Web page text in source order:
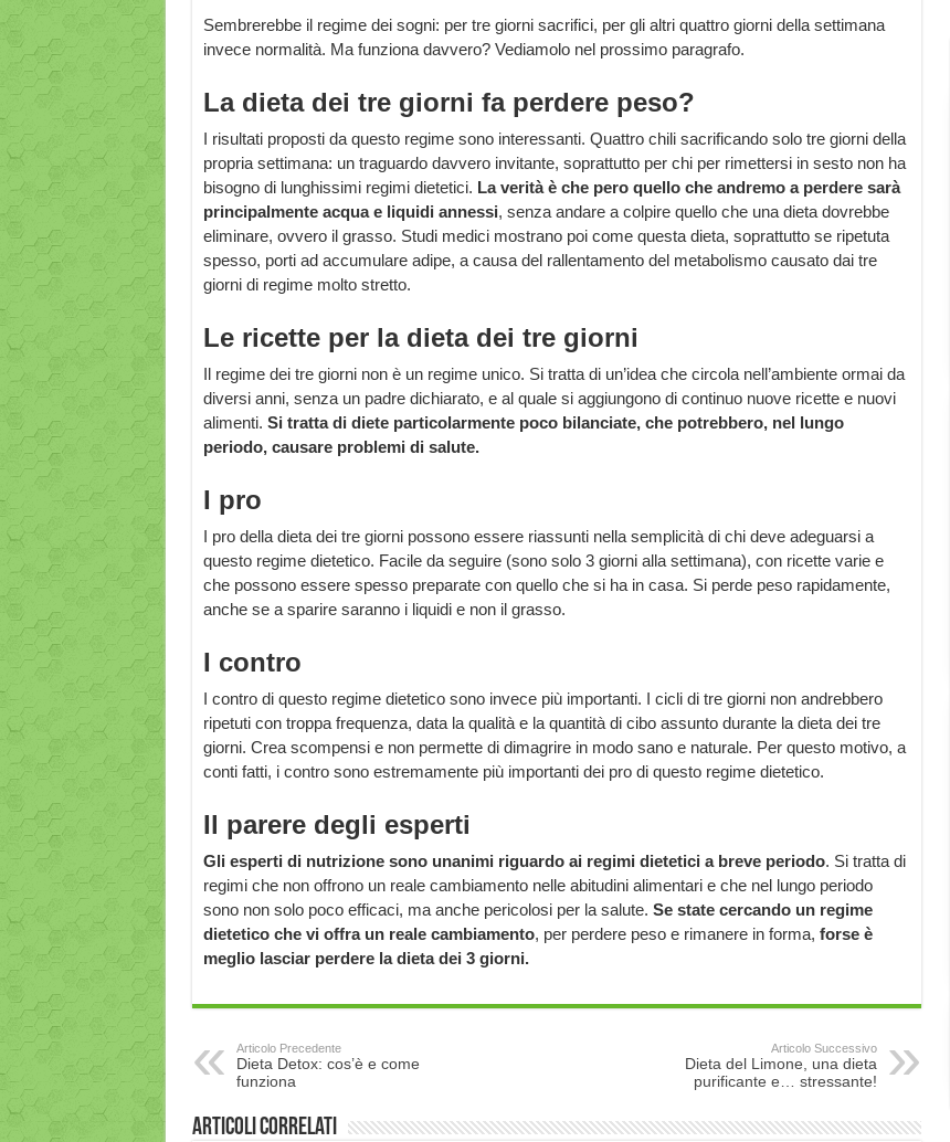
Sembrerebbe il regime dei sogni: per tre giorni sacrifici, per gli altri quattro giorni della settimana
invece normalità. Ma funziona davvero? Vediamolo nel prossimo paragrafo.
La dieta dei tre giorni fa perdere peso?
I risultati proposti da questo regime sono interessanti. Quattro chili sacrificando solo tre giorni della
propria settimana: un traguardo davvero invitante, soprattutto per chi per rimettersi in sesto non ha
bisogno di lunghissimi regimi dietetici. La verità è che pero quello che andremo a perdere sarà
principalmente acqua e liquidi annessi, senza andare a colpire quello che una dieta dovrebbe
eliminare, ovvero il grasso. Studi medici mostrano poi come questa dieta, soprattutto se ripetuta
spesso, porti ad accumulare adipe, a causa del rallentamento del metabolismo causato dai tre
giorni di regime molto stretto.
Le ricette per la dieta dei tre giorni
Il regime dei tre giorni non è un regime unico. Si tratta di un’idea che circola nell’ambiente ormai da
diversi anni, senza un padre dichiarato, e al quale si aggiungono di continuo nuove ricette e nuovi
alimenti. Si tratta di diete particolarmente poco bilanciate, che potrebbero, nel lungo
periodo, causare problemi di salute.
I pro
I pro della dieta dei tre giorni possono essere riassunti nella semplicità di chi deve adeguarsi a
questo regime dietetico. Facile da seguire (sono solo 3 giorni alla settimana), con ricette varie e
che possono essere spesso preparate con quello che si ha in casa. Si perde peso rapidamente,
anche se a sparire saranno i liquidi e non il grasso.
I contro
I contro di questo regime dietetico sono invece più importanti. I cicli di tre giorni non andrebbero
ripetuti con troppa frequenza, data la qualità e la quantità di cibo assunto durante la dieta dei tre
giorni. Crea scompensi e non permette di dimagrire in modo sano e naturale. Per questo motivo, a
conti fatti, i contro sono estremamente più importanti dei pro di questo regime dietetico.
Il parere degli esperti
Gli esperti di nutrizione sono unanimi riguardo ai regimi dietetici a breve periodo. Si tratta di
regimi che non offrono un reale cambiamento nelle abitudini alimentari e che nel lungo periodo
sono non solo poco efficaci, ma anche pericolosi per la salute. Se state cercando un regime
dietetico che vi offra un reale cambiamento, per perdere peso e rimanere in forma, forse è
meglio lasciar perdere la dieta dei 3 giorni.
Articolo Precedente
Dieta Detox: cos’è e come
funziona
Articolo Successivo
Dieta del Limone, una dieta
purificante e… stressante!
Articoli correlati